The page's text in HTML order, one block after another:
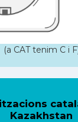
(a CAT tenim C i
Kazakhstan